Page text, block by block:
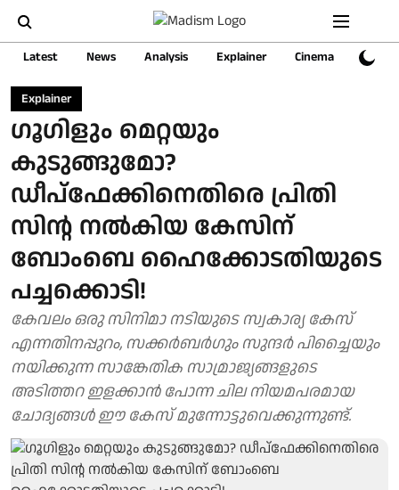
Latest News Analysis Explainer Cinema Sports
Explainer
ഗൂഗിളും മെറ്റയും
കുടുങ്ങുമോ?
ഡീപ്ഫേക്കിനെതിരെ പ്രിതി
സിന്റ നല്‍കിയ കേസിന്
ബോംബെ ഹൈക്കോടതിയുടെ
പച്ചക്കൊടി!
കേവലം ഒരു സിനിമാ നടിയുടെ സ്വകാര്യ കേസ്
എന്നതിനപ്പുറം, സക്കര്‍ബര്‍ഗും സുന്ദര്‍ പിച്ചൈയും
നയിക്കുന്ന സാങ്കേതിക സാമ്രാജ്യങ്ങളുടെ
അടിത്തറ ഇളക്കാന്‍ പോന്ന ചില നിയമപരമായ
ചോദ്യങ്ങള്‍ ഈ കേസ് മുന്നോട്ടുവെക്കുന്നുണ്ട്.